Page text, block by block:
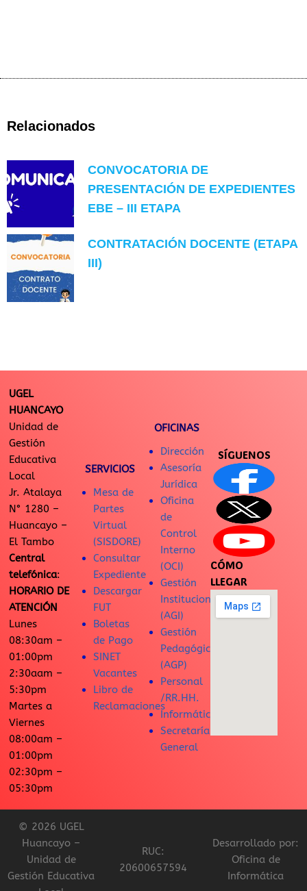
Relacionados
CONVOCATORIA DE
PRESENTACIÓN DE EXPEDIENTES
EBE – III ETAPA
CONTRATACIÓN DOCENTE (ETAPA
III)
UGEL
HUANCAYO
Unidad de
Gestión
Educativa
Local
Jr. Atalaya
N° 1280 –
Huancayo –
El Tambo
Central
telefónica:
HORARIO DE
ATENCIÓN
Lunes
08:30am –
01:00pm
2:30aam –
5:30pm
Martes a
Viernes
08:00am –
01:00pm
02:30pm –
05:30pm
SERVICIOS
Mesa de
Partes
Virtual
(SISDORE)
Consultar
Expediente
Descargar
FUT
Boletas
de Pago
SINET
Vacantes
Libro de
Reclamaciones
OFICINAS
Dirección
Asesoría
Jurídica
Oficina
de
Control
Interno
(OCI)
Gestión
Institucional
(AGI)
Gestión
Pedagógica
(AGP)
Personal
/RR.HH.
Informática
Secretaría
General
SÍGUENOS
CÓMO
LLEGAR
© 2026 UGEL
Huancayo –
Unidad de
Gestión Educativa
RUC:
20600657594
Desarrollado por:
Oficina de
Informática